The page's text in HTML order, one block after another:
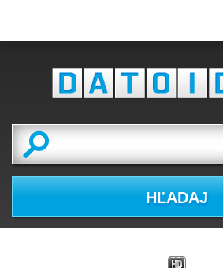
HĽADAJ